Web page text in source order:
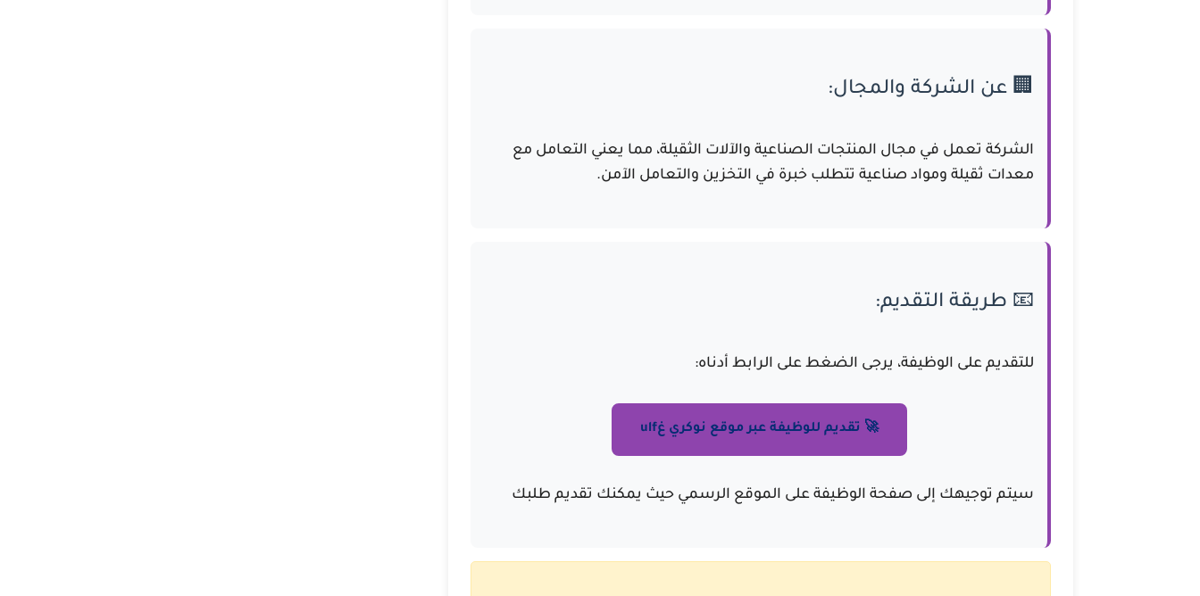
🏢 عن الشركة والمجال:
الشركة تعمل في مجال المنتجات الصناعية والآلات الثقيلة، مما يعني التعامل مع
معدات ثقيلة ومواد صناعية تتطلب خبرة في التخزين والتعامل الآمن.
📧 طريقة التقديم:
للتقديم على الوظيفة، يرجى الضغط على الرابط أدناه:
🚀 تقديم للوظيفة عبر موقع نوكري غulf
سيتم توجيهك إلى صفحة الوظيفة على الموقع الرسمي حيث يمكنك تقديم طلبك